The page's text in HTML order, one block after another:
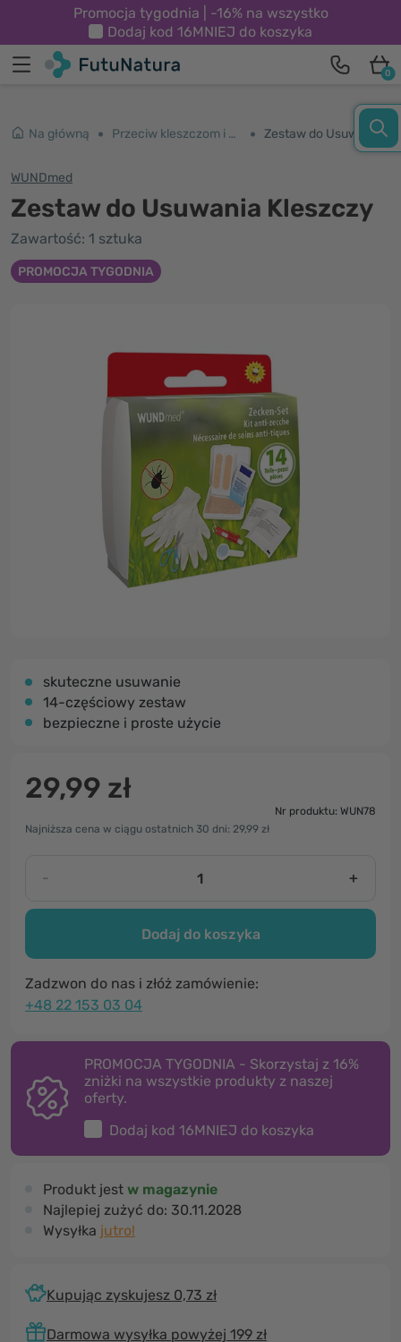
Promocja tygodnia | -16% na wszystko
Dodaj kod 16MNIEJ do koszyka
0
Na główną Przeciw kleszczom i komarom Zestaw do Usuwania Kleszczy
WUNDmed
Zestaw do Usuwania Kleszczy
Zawartość: 1 sztuka
PROMOCJA TYGODNIA
skuteczne usuwanie
14-częściowy zestaw
bezpieczne i proste użycie
29,99 zł
Nr produktu: WUN78
Najniższa cena w ciągu ostatnich 30 dni: 29,99 zł
- +
Dodaj do koszyka
Zadzwon do nas i złóż zamówienie:
+48 22 153 03 04
PROMOCJA TYGODNIA - Skorzystaj z 16%
zniżki na wszystkie produkty z naszej
oferty.
Dodaj kod 16MNIEJ do koszyka
Produkt jest w magazynie
Najlepiej zużyć do: 30.11.2028
Wysyłka jutro!
Kupując zyskujesz 0,73 zł
Darmowa wysyłka powyżej 199 zł